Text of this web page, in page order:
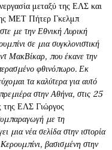
μεταξύ της ΕΛΣ και
ΜΕΤ Πήτερ Γκελμπ
με την Εθνική Λυρική
σε μια συγκλονιστική
ΜακΒίκαρ, που έκανε την
φθινόπωρο. Εκ
τα καλύτερα για αυτό
στην Αθήνα, στις 25
της ΕΛΣ Γιώργος
με τη
μια νέα σελίδα στην ιστορία
βασισμένη στην